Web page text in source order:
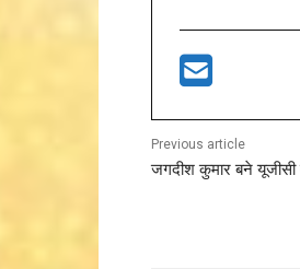
Previous article
जगदीश कुमार बने यूजीसी